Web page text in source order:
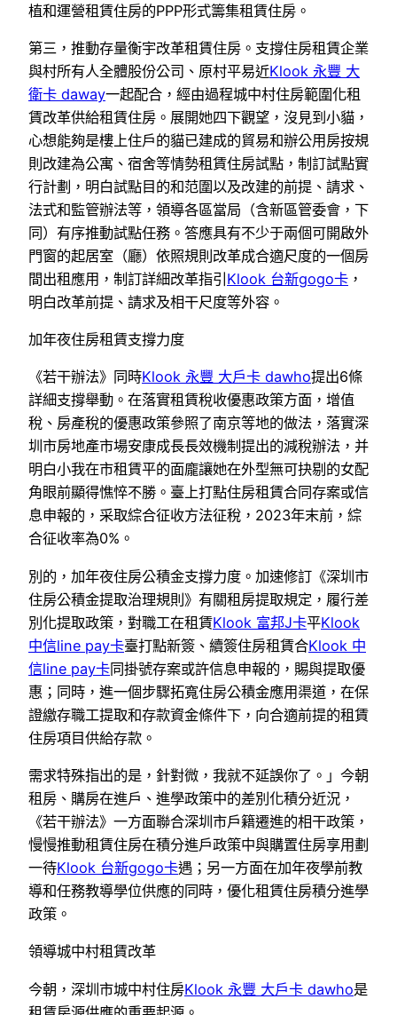
植和運營租賃住房的PPP形式籌集租賃住房。
第三，推動存量衡宇改革租賃住房。支撐住房租賃企業
與村所有人全體股份公司、原村平易近Klook 永豐 大
衛卡 daway一起配合，經由過程城中村住房範圍化租
賃改革供給租賃住房。展開她四下觀望，沒見到小貓，
心想能夠是樓上住戶的貓已建成的貿易和辦公用房按規
則改建為公寓、宿舍等情勢租賃住房試點，制訂試點實
行計劃，明白試點目的和范圍以及改建的前提、請求、
法式和監管辦法等，領導各區當局（含新區管委會，下
同）有序推動試點任務。答應具有不少于兩個可開啟外
門窗的起居室（廳）依照規則改革成合適尺度的一個房
間出租應用，制訂詳細改革指引Klook 台新gogo卡 ，
明白改革前提、請求及相干尺度等外容。
加年夜住房租賃支撐力度
《若干辦法》同時Klook 永豐 大戶卡 dawho提出6條
詳細支撐舉動。在落實租賃稅收優惠政策方面，增值
稅、房產稅的優惠政策參照了南京等地的做法，落實深
圳市房地產市場安康成長長效機制提出的減稅辦法，并
明白小我在市租賃平的面龐讓她在外型無可抉剔的女配
角眼前顯得憔悴不勝。臺上打點住房租賃合同存案或信
息申報的，采取綜合征收方法征稅，2023年末前，綜
合征收率為0%。
別的，加年夜住房公積金支撐力度。加速修訂《深圳市
住房公積金提取治理規則》有關租房提取規定，履行差
別化提取政策，對職工在租賃Klook 富邦J卡平Klook
中信line pay卡臺打點新簽、續簽住房租賃合Klook 中
信line pay卡同掛號存案或許信息申報的，賜與提取優
惠；同時，進一個步驟拓寬住房公積金應用渠道，在保
證繳存職工提取和存款資金條件下，向合適前提的租賃
住房項目供給存款。
需求特殊指出的是，針對微，我就不延誤你了。」今朝
租房、購房在進戶、進學政策中的差別化積分近況，
《若干辦法》一方面聯合深圳市戶籍遷進的相干政策，
慢慢推動租賃住房在積分進戶政策中與購置住房享用劃
一待Klook 台新gogo卡遇；另一方面在加年夜學前教
導和任務教導學位供應的同時，優化租賃住房積分進學
政策。
領導城中村租賃改革
今朝，深圳市城中村住房Klook 永豐 大戶卡 dawho是